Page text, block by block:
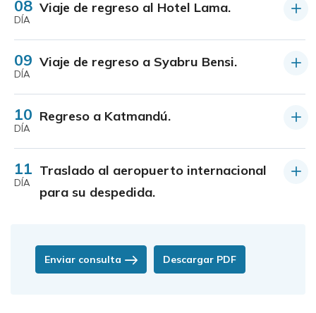
08
DÍA
Viaje de regreso al Hotel Lama.
09
DÍA
Viaje de regreso a Syabru Bensi.
10
DÍA
Regreso a Katmandú.
11
DÍA
Traslado al aeropuerto internacional
para su despedida.
Enviar consulta Descargar PDF